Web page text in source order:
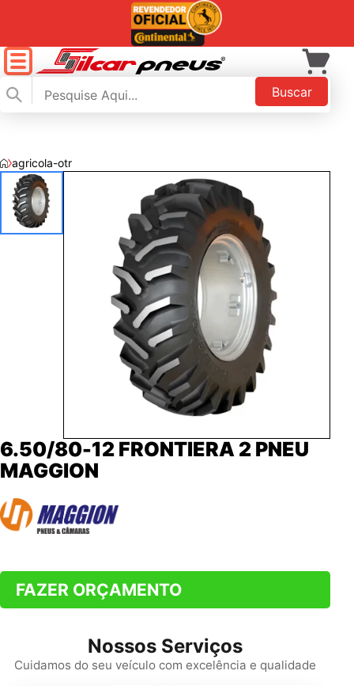
Buscar
agricola-otr
6.50/80-12 FRONTIERA 2 PNEU
MAGGION
FAZER ORÇAMENTO
Nossos Serviços
Cuidamos do seu veículo com excelência e qualidade